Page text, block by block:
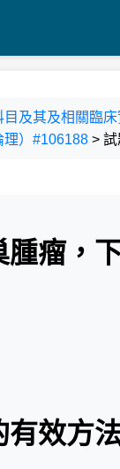
及其及相關臨
理）#106188 >
瘤，
有效方